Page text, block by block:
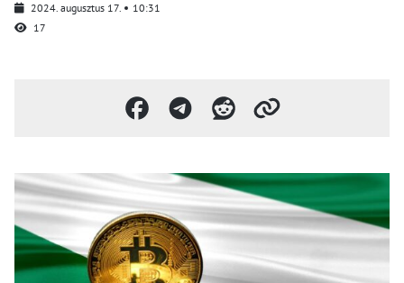
2024. augusztus 17.
10:31
17